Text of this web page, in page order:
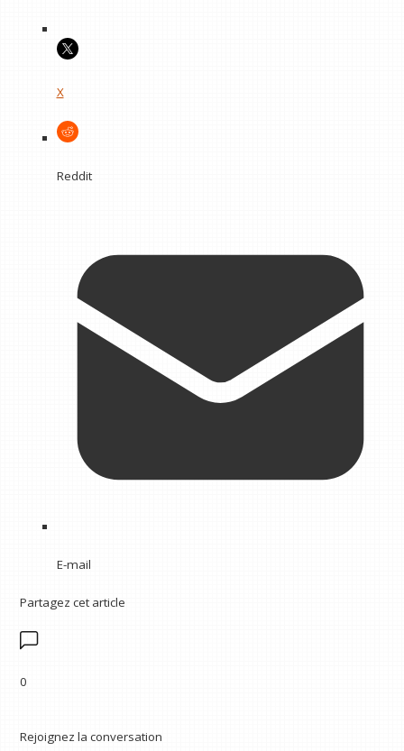
X
Reddit
E-mail
Partagez cet article
0
Rejoignez la conversation